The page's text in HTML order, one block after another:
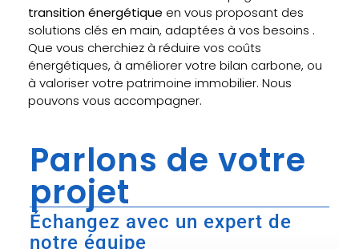
transition énergétique en vous proposant des
solutions clés en main, adaptées à vos besoins .
Que vous cherchiez à réduire vos coûts
énergétiques, à améliorer votre bilan carbone, ou
à valoriser votre patrimoine immobilier. Nous
pouvons vous accompagner.
Parlons de votre
projet
Échangez avec un expert de
notre équipe